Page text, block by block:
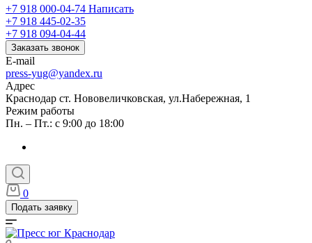
+7 918 000-04-74 Написать
+7 918 445-02-35
+7 918 094-04-44
Заказать звонок
E-mail
press-yug@yandex.ru
Адрес
Краснодар ст. Нововеличковская, ул.Набережная, 1
Режим работы
Пн. – Пт.: с 9:00 до 18:00
0
Подать заявку